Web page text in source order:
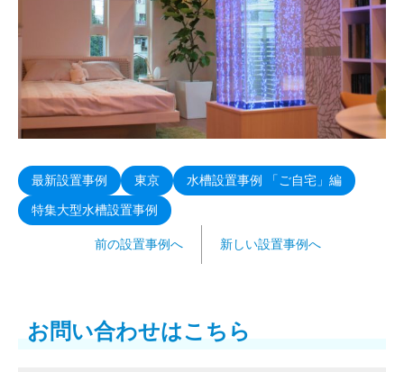
最新設置事例 東京 水槽設置事例 「ご自宅」編
特集大型水槽設置事例
前の設置事例へ 新しい設置事例へ
お問い合わせはこちら